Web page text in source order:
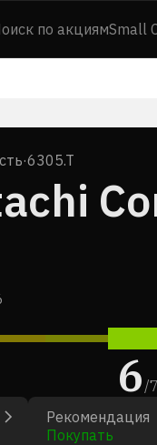
по акциямSmall
·6305.T
6/7
Рекомендация
Покупать